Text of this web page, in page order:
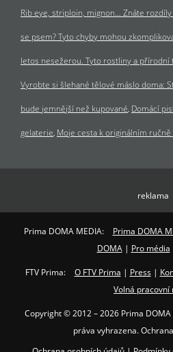
Rib eye, striploin, mignon… Znáte
se psem? Tyto chyby mohou
letos nesežerou. Tyto rostliny a
Vyrobte si šlehané tělové máslo doma:
bude jemnější než kupované Domácí
gelaterie Moje cesta k originálním
reklama
Prima DOMA MEDIA: Prima DOMA
DOMA| Pro média
FTV Prima: O FTV Prima | Press|
Volná pracovní
Copyright © 2012 – 2026 Prima DOMA
práva vyhrazena.